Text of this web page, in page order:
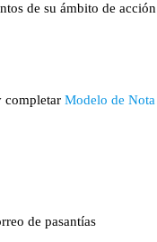
de su ámbito de
completar Modelo de Nota
de pasantías